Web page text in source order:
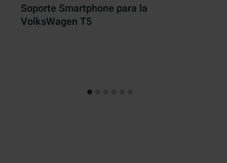
Soporte Smartphone para la
VolksWagen T5